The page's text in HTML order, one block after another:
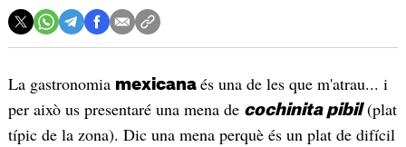
La gastronomia mexicana és una de les que m'atrau... i
per això us presentaré una mena de cochinita pibil(plat
típic de la zona). Dic una mena perquè és un plat de difícil